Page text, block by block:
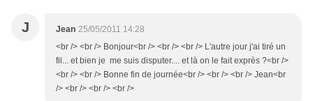
J Jean 25/05/2011 14:28
<br /> <br /> Bonjour<br /> <br /> <br /> L'autre jour j'ai tiré un
fil... et bien je me suis disputer.... et là on le fait exprès ?<br />
<br /> <br /> Bonne fin de journée<br /> <br /> <br /> Jean<br
/> <br /> <br /> <br />